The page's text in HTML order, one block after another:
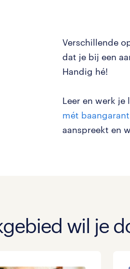
Verschillende
dat je bij een
Handig hé!
Leer en werk je
mét
aanspreekt en
wil je